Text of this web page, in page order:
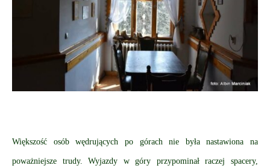
Większość osób wędrujących po górach nie była nastawiona na
poważniejsze trudy. Wyjazdy w góry przypominał raczej spacery,